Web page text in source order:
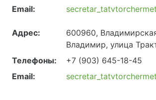
Email:
Адрес:
600960,
Владимир, улица
Телефоны:
+7 (903) 645-18-45
Email: